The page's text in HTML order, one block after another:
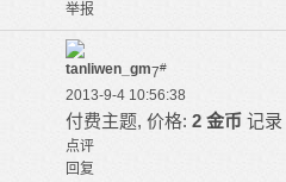
举报
tanliwen_gm7#
2013-9-4 10:56:38
付费主题, 价格: 2 金币 记录
点评
回复